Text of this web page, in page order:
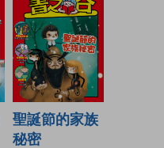
聖誕節的家族
秘密